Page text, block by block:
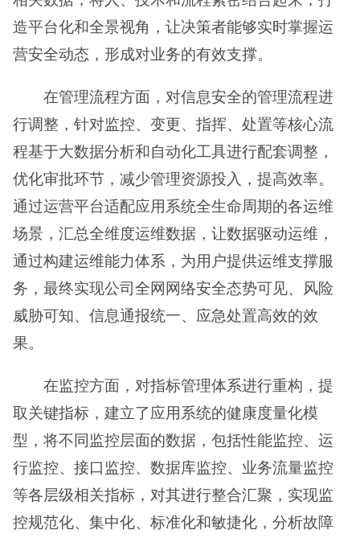
造平台化和全景视角，让决策者能够实时掌握运
营安全动态，形成对业务的有效支撑。
在管理流程方面，对信息安全的管理流程进
行调整，针对监控、变更、指挥、处置等核心流
程基于大数据分析和自动化工具进行配套调整，
优化审批环节，减少管理资源投入，提高效率。
通过运营平台适配应用系统全生命周期的各运维
场景，汇总全维度运维数据，让数据驱动运维，
通过构建运维能力体系，为用户提供运维支撑服
务，最终实现公司全网网络安全态势可见、风险
威胁可知、信息通报统一、应急处置高效的效
果。
在监控方面，对指标管理体系进行重构，提
取关键指标，建立了应用系统的健康度量化模
型，将不同监控层面的数据，包括性能监控、运
行监控、接口监控、数据库监控、业务流量监控
等各层级相关指标，对其进行整合汇聚，实现监
控规范化、集中化、标准化和敏捷化，分析故障